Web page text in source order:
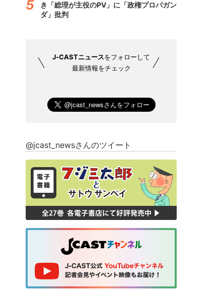
き「総理が主役のPV」に「政権プロパガン
ダ」批判
J-CASTニュースをフォローして
最新情報をチェック
@jcast_newsさんのツイート